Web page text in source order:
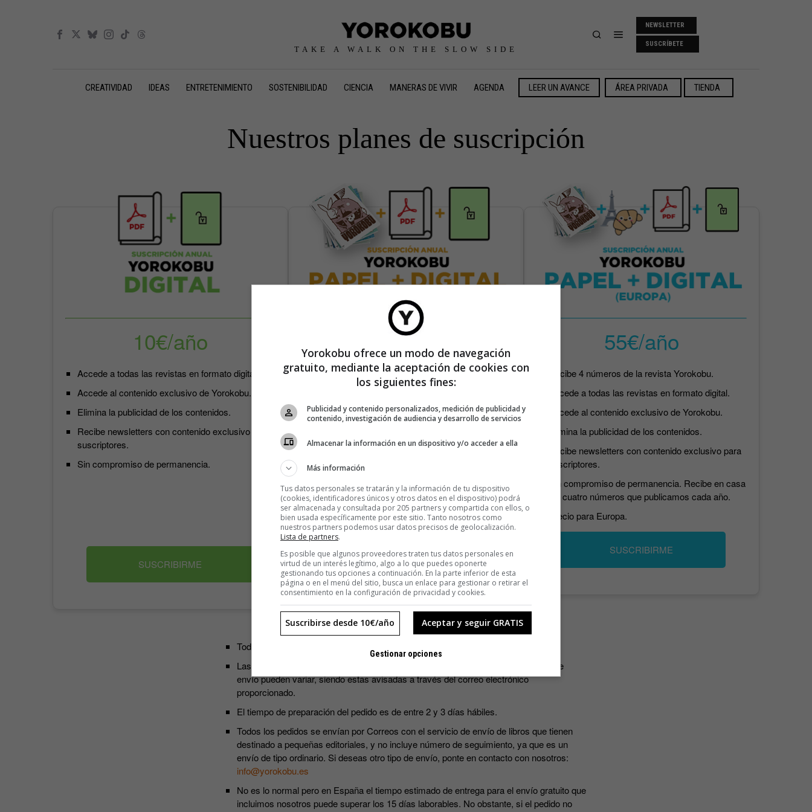
TAKE A WALK ON THE SLOW SIDE
NEWSLETTER
SUSCRÍBETE
CREATIVIDAD IDEAS ENTRETENIMIENTO SOSTENIBILIDAD CIENCIA MANERAS DE VIVIR AGENDA LEER UN AVANCE ÁREA PRIVADA TIENDA
Nuestros planes de suscripción
10€/año
Accede a todas las revistas en formato digital.
Accede al contenido exclusivo de Yorokobu.
Elimina la publicidad de los contenidos.
Recibe newsletters con contenido exclusivo para
suscriptores.
Sin compromiso de permanencia.
SUSCRIBIRME
35€/año
Recibe 4 números de la revista Yorokobu.
Accede a todas las revistas en formato digital.
Accede al contenido exclusivo de Yorokobu.
Recibe newsletters con contenido exclusivo para
suscriptores.
Sin compromiso de permanencia. Recibe en casa
los cuatro números que publicamos cada año.
Precio para la península y Baleares.
SUSCRIBIRME
55€/año
Recibe 4 números de la revista Yorokobu.
Accede a todas las revistas en formato digital.
Accede al contenido exclusivo de Yorokobu.
Elimina la publicidad de los contenidos.
Recibe newsletters con contenido exclusivo para
suscriptores.
Sin compromiso de permanencia. Recibe en casa
los cuatro números que publicamos cada año.
Precio para Europa.
SUSCRIBIRME
Todos los precios incluyen IVA.
Las suscripciones incluyen los cuatro números que se editan al año. Las fechas de
envío pueden variar, siendo estas avisadas a través del correo electrónico
proporcionado.
El tiempo de preparación del pedido es de entre 2 y 3 días hábiles.
Todos los pedidos se envían por Correos con el servicio de envío de libros que tienen
destinado a pequeñas editoriales, y no incluye número de seguimiento, ya que es un
envío de tipo ordinario. Si deseas otro tipo de envío, ponte en contacto con nosotros:
info@yorokobu.es
No es lo normal pero en España el tiempo estimado de entrega para el envío gratuito que
incluimos nosotros puede superar los 15 días laborables. No obstante, si el pedido no
Yorokobu ofrece un modo de navegación
gratuito, mediante la aceptación de cookies con
los siguientes fines:
Publicidad y contenido personalizados, medición de publicidad y
contenido, investigación de audiencia y desarrollo de servicios
Almacenar la información en un dispositivo y/o acceder a ella
Más información
Tus datos personales se tratarán y la información de tu dispositivo
(cookies, identificadores únicos y otros datos en el dispositivo) podrá
ser almacenada y consultada por 205 partners y compartida con ellos, o
bien usada específicamente por este sitio. Tanto nosotros como
nuestros partners podemos usar datos precisos de geolocalización.
Lista de partners.
Es posible que algunos proveedores traten tus datos personales en
virtud de un interés legítimo, algo a lo que puedes oponerte
gestionando tus opciones a continuación. En la parte inferior de esta
página o en el menú del sitio, busca un enlace para gestionar o retirar el
consentimiento en la configuración de privacidad y cookies.
Aceptar y seguir GRATIS
Suscribirse desde 10€/año
Gestionar opciones